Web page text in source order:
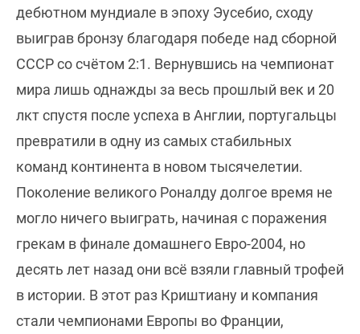
дебютном мундиале в эпоху Эусебио, сходу
выиграв бронзу благодаря победе над сборной
СССР со счётом 2:1. Вернувшись на чемпионат
мира лишь однажды за весь прошлый век и 20
лкт спустя после успеха в Англии, португальцы
превратили в одну из самых стабильных
команд континента в новом тысячелетии.
Поколение великого Роналду долгое время не
могло ничего выиграть, начиная с поражения
грекам в финале домашнего Евро-2004, но
десять лет назад они всё взяли главный трофей
в истории. В этот раз Криштиану и компания
стали чемпионами Европы во Франции,